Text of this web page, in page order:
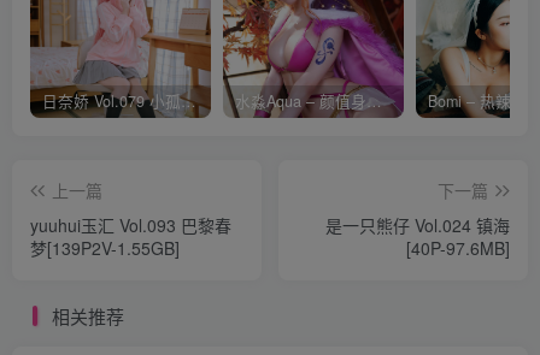
日奈娇 Vol.079 小孤独 [134P-1.84GB] 水淼Aqua – 颜值身材双在线 火爆日本 Cos写真作品合集
上一篇
yuuhui玉汇 Vol.093 巴黎春
梦[139P2V-1.55GB]
下一篇
是一只熊仔 Vol.024 镇海
[40P-97.6MB]
相关推荐